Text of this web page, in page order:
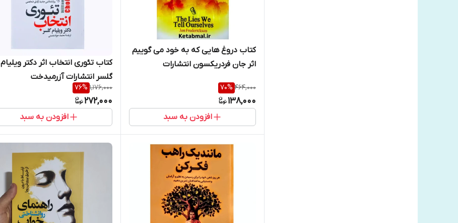
کتاب دروغ هایی که به خود می گوییم
اثر جان فردریکسون انتشارات
464,000
70%
138,000
افزودن به سبد
کتاب تئوری انتخاب اثر دکتر ویلیام
گلسر انتشارات آزرمیدخت
1,176,000
76%
272,000
افزودن به سبد